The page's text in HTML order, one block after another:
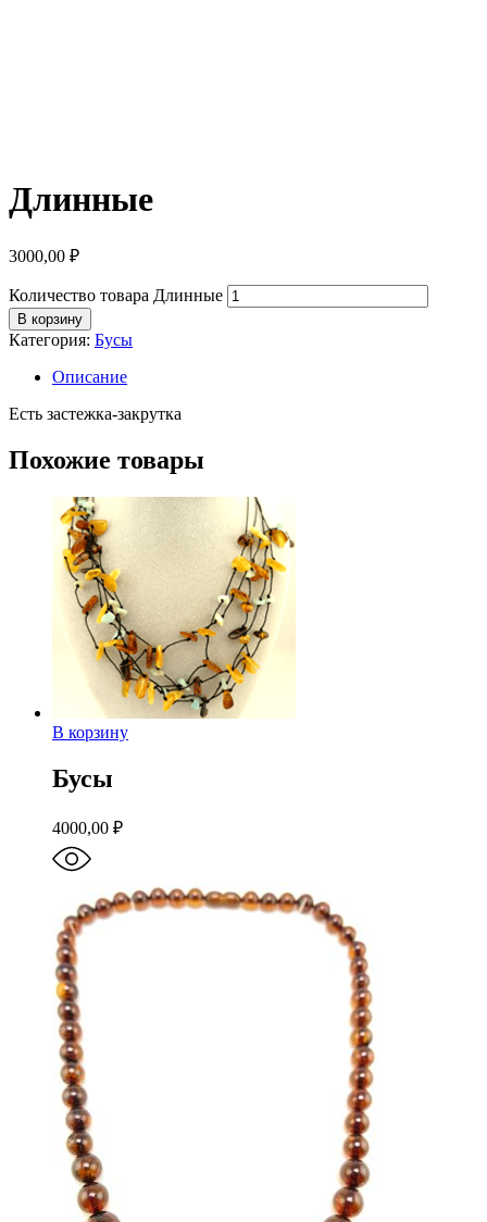
Длинные
3000,00 ₽
Количество товара Длинные
В корзину
Категория: Бусы
Описание
Есть застежка-закрутка
Похожие товары
В корзину
Бусы
4000,00 ₽